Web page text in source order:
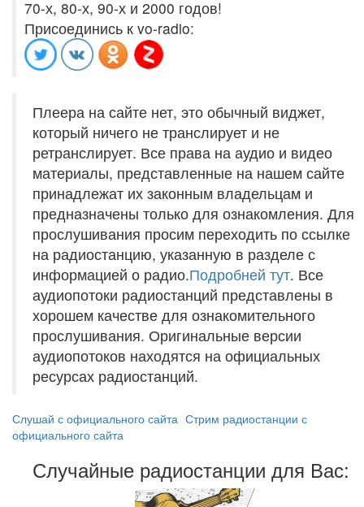
70-х, 80-х, 90-х и 2000 годов!
Присоединись к vo-radio:
Плеера на сайте нет, это обычный виджет,
который ничего не транслирует и не
ретранслирует. Все права на аудио и видео
материалы, представленные на нашем сайте
принадлежат их законным владельцам и
предназначены только для ознакомления. Для
прослушивания просим переходить по ссылке
на радиостанцию, указанную в разделе с
информацией о радио.Подробней тут. Все
аудиопотоки радиостанций представлены в
хорошем качестве для ознакомительного
прослушивания. Оригинальные версии
аудиопотоков находятся на официальных
ресурсах радиостанций.
Слушай с официального сайта Стрим радиостанции с
официального сайта
Случайные радиостанции для Вас: